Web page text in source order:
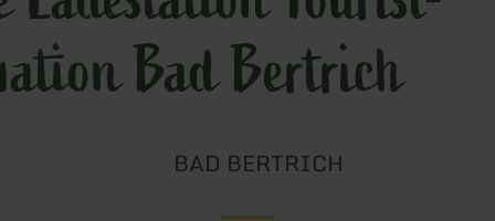
Bad Bertrich
BAD BERTRICH